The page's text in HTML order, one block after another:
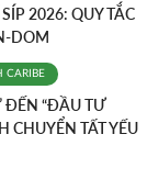
2026: QUY TẮC
DOM
CARIBE
ĐẾN “ĐẦU TƯ
CHUYỂN TẤT YẾU